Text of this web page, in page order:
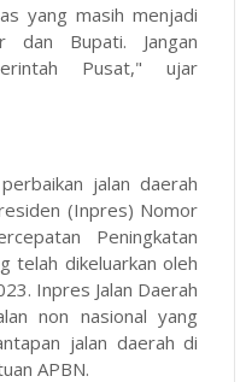
yang masih menjadi
dan Bupati. Jangan
Pusat," ujar
jalan daerah
(Inpres) Nomor
Peningkatan
telah dikeluarkan oleh
Inpres Jalan Daerah
non nasional yang
jalan daerah di
APBN.